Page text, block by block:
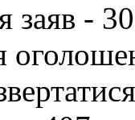
заяв -